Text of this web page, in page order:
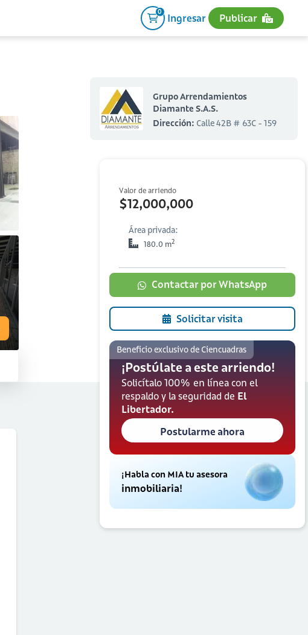
0
Ingresar Publicar
Grupo Arrendamientos
Diamante S.A.S.
Dirección: Calle 42B # 63C - 159
Valor de arriendo
$12,000,000
Área privada:
180.0 m2
Contactar por WhatsApp
Solicitar visita
Beneficio exclusivo de Ciencuadras
¡Postúlate a este arriendo!
Solicítalo 100% en línea con el
respaldo y la seguridad de El
Libertador.
Postularme ahora
¡Habla con MIA tu asesora
inmobiliaria!